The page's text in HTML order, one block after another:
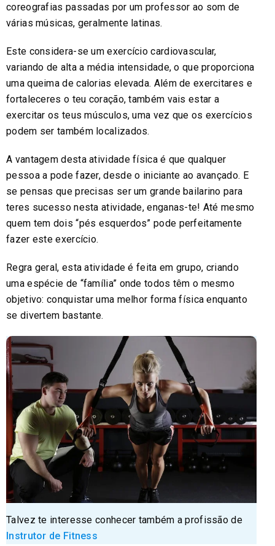
coreografias passadas por um professor ao som de
várias músicas, geralmente latinas.
Este considera-se um exercício cardiovascular,
variando de alta a média intensidade, o que proporciona
uma queima de calorias elevada. Além de exercitares e
fortaleceres o teu coração, também vais estar a
exercitar os teus músculos, uma vez que os exercícios
podem ser também localizados.
A vantagem desta atividade física é que qualquer
pessoa a pode fazer, desde o iniciante ao avançado. E
se pensas que precisas ser um grande bailarino para
teres sucesso nesta atividade, enganas-te! Até mesmo
quem tem dois “pés esquerdos” pode perfeitamente
fazer este exercício.
Regra geral, esta atividade é feita em grupo, criando
uma espécie de “família” onde todos têm o mesmo
objetivo: conquistar uma melhor forma física enquanto
se divertem bastante.
Talvez te interesse conhecer também a profissão de
Instrutor de Fitness